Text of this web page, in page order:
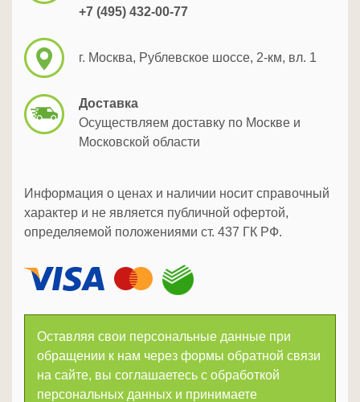
+7 (495) 432-00-77
г. Москва, Рублевское шоссе, 2-км, вл. 1
Доставка
Осуществляем доставку по Москве и
Московской области
Информация о ценах и наличии носит справочный
характер и не является публичной офертой,
определяемой положениями ст. 437 ГК РФ.
Оставляя свои персональные данные при
обращении к нам через формы обратной связи
на сайте, вы соглашаетесь с обработкой
персональных данных и принимаете